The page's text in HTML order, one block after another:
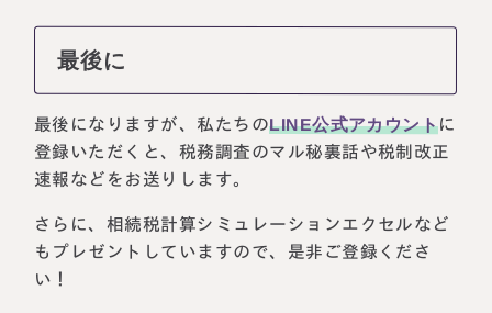
最後に
最後になりますが、私たちのLINE公式アカウントに
登録いただくと、税務調査のマル秘裏話や税制改正
速報などをお送りします。
さらに、相続税計算シミュレーションエクセルなど
もプレゼントしていますので、是非ご登録くださ
い！